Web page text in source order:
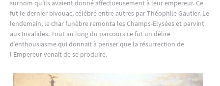
surnom qu’ils avaient donné affectueusement à leur empereur. Ce
fut le dernier bivouac, célébré entre autres par Théophile Gautier. Le
lendemain, le char funèbre remonta les Champs-Elysées et parvint
aux Invalides. Tout au long du parcours ce fut un délire
d’enthousiasme qui donnait à penser que la résurrection de
l’Empereur venait de se produire.